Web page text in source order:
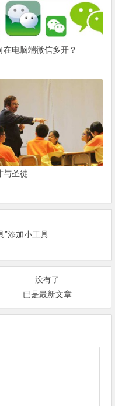
在电脑端微信多开？
与圣徒
”添加小工具
没有了
已是最新文章